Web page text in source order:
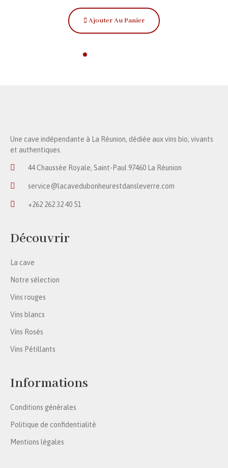
Ajouter Au Panier
Une cave indépendante à La Réunion, dédiée aux vins bio, vivants
et authentiques.
44 Chaussée Royale, Saint-Paul 97460 La Réunion
service@lacavedubonheurestdansleverre.com
+262 262 32 40 51
Découvrir
La cave
Notre sélection
Vins rouges
Vins blancs
Vins Rosés
Vins Pétillants
Informations
Conditions générales
Politique de confidentialité
Mentions légales